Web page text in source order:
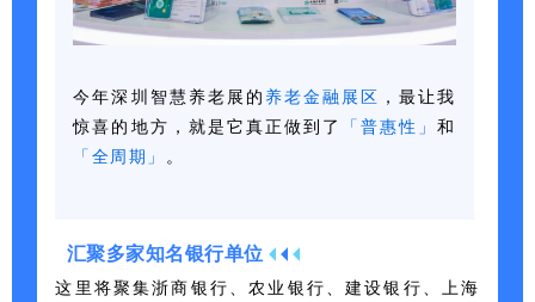
今年深圳智慧养老展的 养老金融展区
，最让我
惊喜的地方，就是它真正做到了
「普惠性」和
「全周期」 。
汇聚多家知名银行单位
这里将聚集浙商银行、农业银行、建设银行、上海